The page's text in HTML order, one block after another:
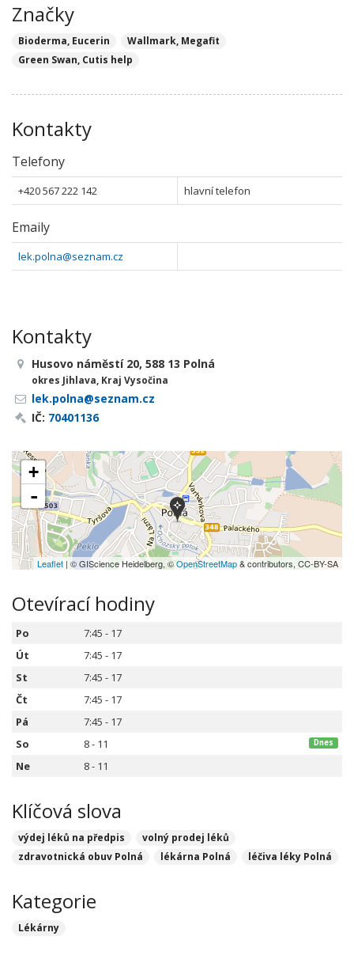
Značky
Bioderma, Eucerin
Wallmark, Megafit
Green Swan, Cutis help
Kontakty
Telefony
+420 567 222 142 hlavní telefon
Emaily
lek.polna@seznam.cz
Kontakty
Husovo náměstí 20, 588 13 Polná
okres Jihlava, Kraj Vysočina
lek.polna@seznam.cz
IČ: 70401136
+
-
Leaflet | © GIScience Heidelberg, ©OpenStreetMap& contributors, CC-BY-SA
Otevírací hodiny
Po
7:45 - 17
Út
7:45 - 17
St
7:45 - 17
Čt
7:45 - 17
Pá
7:45 - 17
So
8 - 11 Dnes
Ne 8 - 11
Klíčová slova
výdej léků na předpis
volný prodej léků
zdravotnická obuv Polná
lékárna Polná léčiva léky Polná
Kategorie
Lékárny